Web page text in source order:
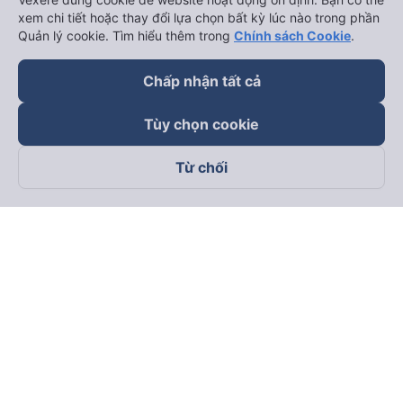
Theo dõi chúng tôi trên
xem chi tiết hoặc thay đổi lựa chọn bất kỳ lúc nào trong phần
Quản lý cookie. Tìm hiểu thêm trong Chính sách Cookie.
Chấp nhận tất cả
Tùy chọn cookie
Từ chối